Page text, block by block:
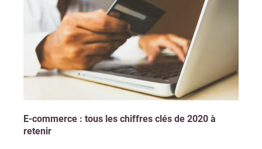
E-commerce : tous les chiffres clés de 2020 à
retenir